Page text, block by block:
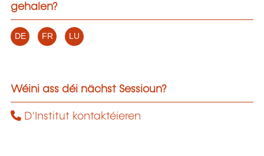
gehalen?
DE FR LU
Wéini ass déi nächst Sessioun?
D'Institut kontaktéieren